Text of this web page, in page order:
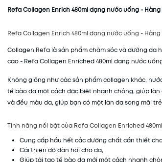
Refa Collagen Enrich 480ml dạng nước uống -
Refa Collagen Enrich 480ml dạng nước uống -
Collagen Refa là sản phẩm chăm sóc và dưỡng da
cao - Refa Collagen Enriched 480ml dạng nước
Không giống như các sản phẩm collagen khác,
tế bào da một cách đặc biệt nhanh chóng, giúp
và đều màu da, giúp bạn có một làn da song mãi
Tính năng nổi bật của Refa Collagen Enriched
Cung cấp hầu hết các dưỡng chất cần thiết
Cải thiện độ đàn hồi cho da,
Giúp tái tạo tế bào da mới một cách nhanh